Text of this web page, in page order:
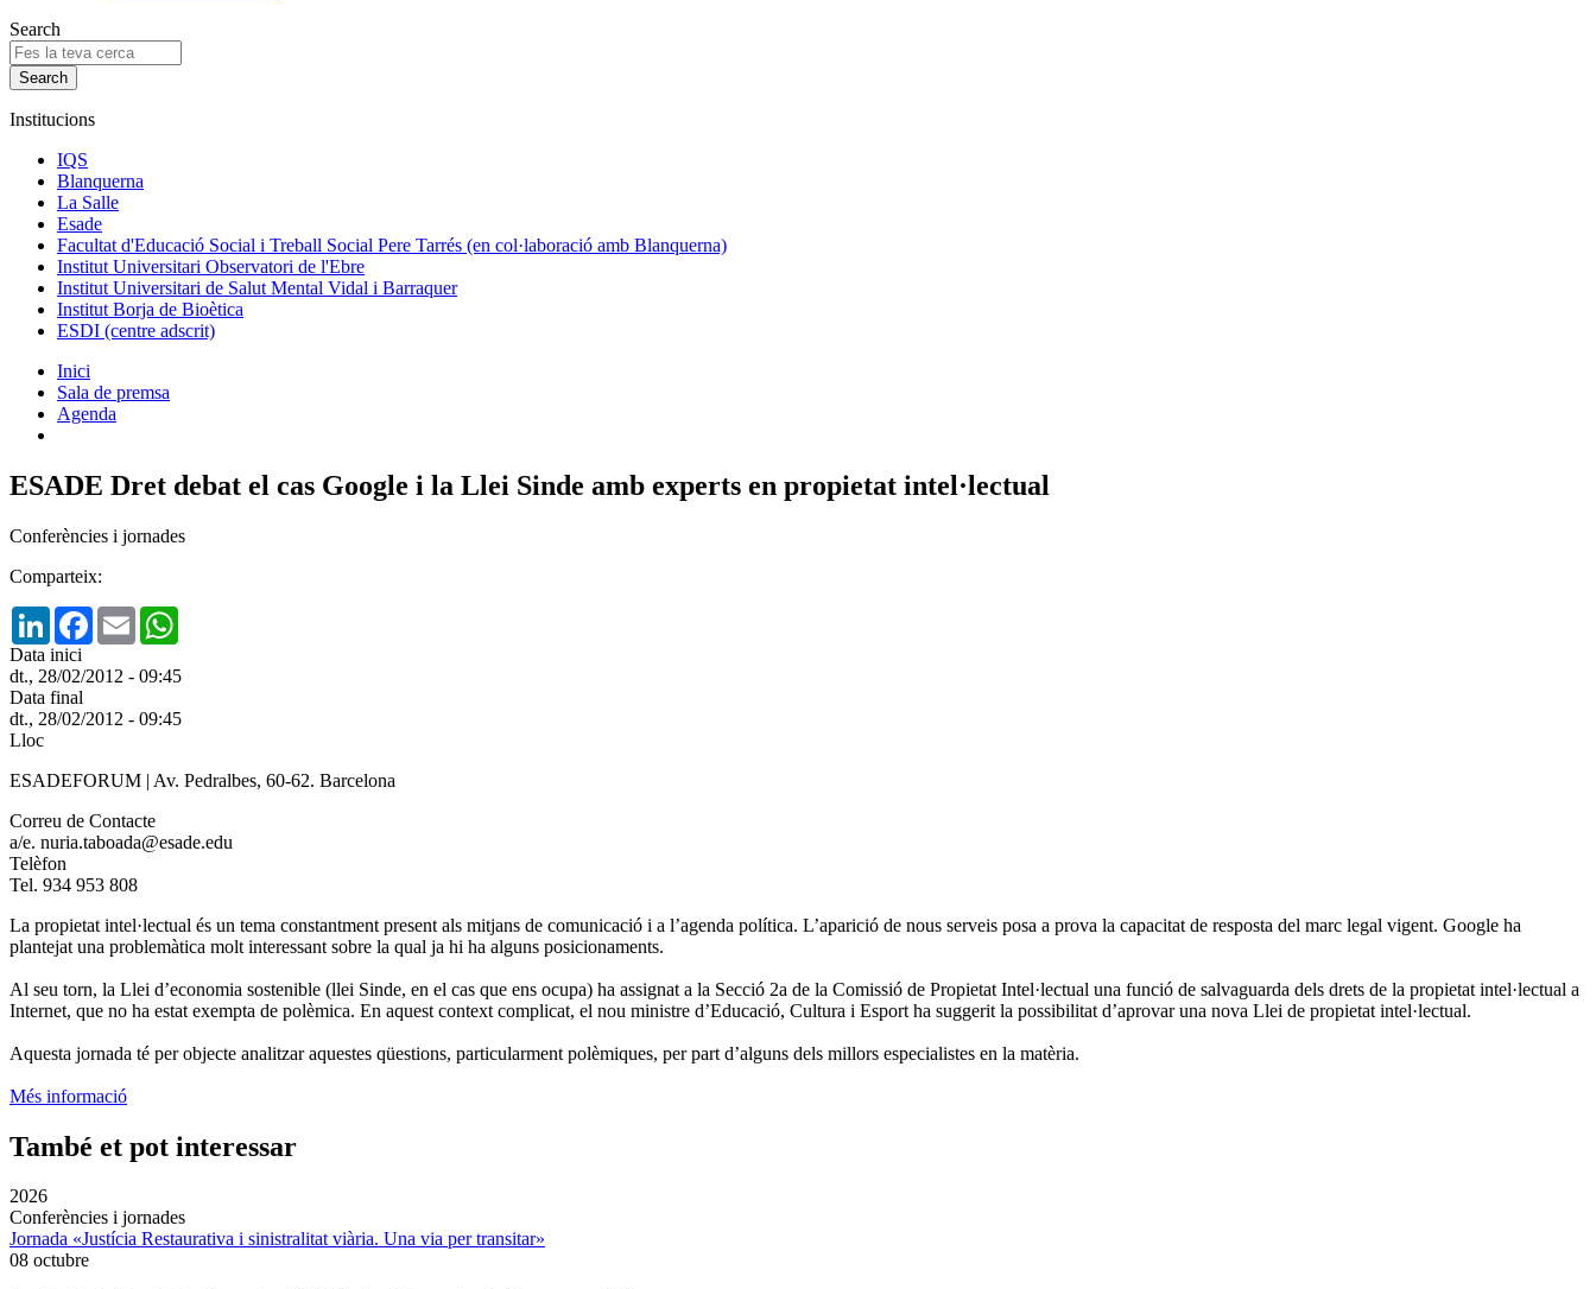
Search
Institucions
IQS
Blanquerna
La Salle
Esade
Facultat d'Educació Social i Treball Social Pere Tarrés (en col·laboració amb Blanquerna)
Institut Universitari Observatori de l'Ebre
Institut Universitari de Salut Mental Vidal i Barraquer
Institut Borja de Bioètica
ESDI (centre adscrit)
Inici
Sala de premsa
Agenda
ESADE Dret debat el cas Google i la Llei Sinde amb experts en propietat intel·lectual
Conferències i jornades
Comparteix:
LinkedInFacebook
Email
Data inici
dt., 28/02/2012 - 09:45
Data final
dt., 28/02/2012 - 09:45
Lloc
ESADEFORUM | Av. Pedralbes, 60-62. Barcelona
Correu de Contacte
a/e. nuria.taboada@esade.edu
Telèfon
Tel. 934 953 808
La propietat intel·lectual és un tema constantment present als mitjans de comunicació i a l’agenda política. L’aparició de nous serveis posa a prova la capacitat de resposta del marc legal vigent. Google ha
plantejat una problemàtica molt interessant sobre la qual ja hi ha alguns posicionaments.
Al seu torn, la Llei d’economia sostenible (llei Sinde, en el cas que ens ocupa) ha assignat a la Secció 2a de la Comissió de Propietat Intel·lectual una funció de salvaguarda dels drets de la propietat intel·lectual a
Internet, que no ha estat exempta de polèmica. En aquest context complicat, el nou ministre d’Educació, Cultura i Esport ha suggerit la possibilitat d’aprovar una nova Llei de propietat intel·lectual.
Aquesta jornada té per objecte analitzar aquestes qüestions, particularment polèmiques, per part d’alguns dels millors especialistes en la matèria.
Més informació
També et pot interessar
2026
Conferències i jornades
Jornada «Justícia Restaurativa i sinistralitat viària. Una via per transitar»
08 octubre